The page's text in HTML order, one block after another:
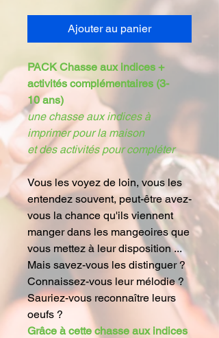
Ajouter au panier
PACK Chasse aux indices +
activités complémentaires (3-
10 ans)
une chasse aux indices à
imprimer pour la maison
et des activités pour compléter
Vous les voyez de loin, vous les
entendez souvent, peut-être avez-
vous la chance qu'ils viennent
manger dans les mangeoires que
vous mettez à leur disposition ...
Mais savez-vous les distinguer ?
Connaissez-vous leur mélodie ?
Sauriez-vous reconnaître leurs
oeufs ?
Grâce à cette chasse aux indices